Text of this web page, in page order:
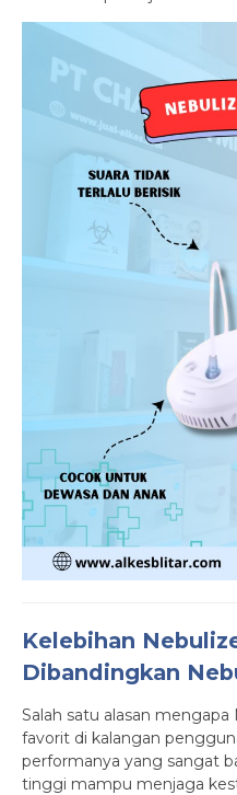
Kelebihan
Dibandingkan
Salah satu alasan
favorit di kalangan
performanya yang sangat
tinggi mampu menjaga